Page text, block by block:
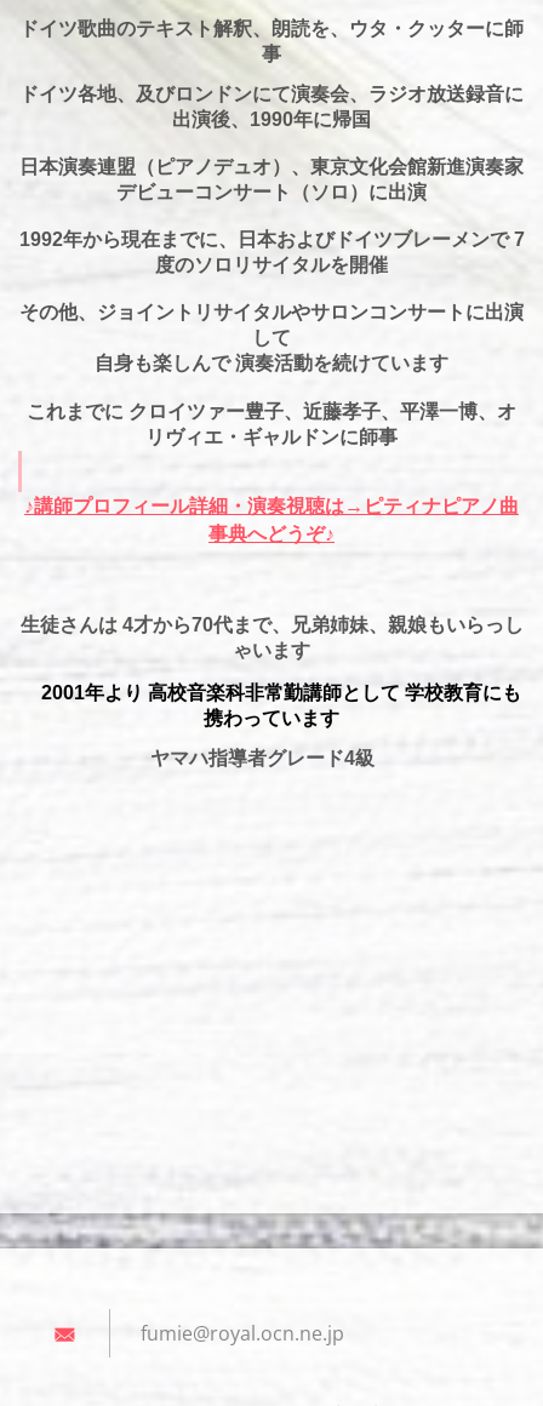
ドイツ歌曲のテキスト解釈、朗読を、ウタ・クッターに師
事
ドイツ各地、及びロンドンにて演奏会、ラジオ放送録音に
出演後、1990年に帰国
日本演奏連盟（ピアノデュオ）、東京文化会館新進演奏家
デビューコンサート（ソロ）に出演
1992年から現在までに、日本およびドイツブレーメンで 7
度のソロリサイタルを開催
その他、ジョイントリサイタルやサロンコンサートに出演
して
自身も楽しんで 演奏活動を続けています
これまでに クロイツァー豊子、近藤孝子、平澤一博、オ
リヴィエ・ギャルドンに師事
♪講師プロフィール詳細・演奏視聴は→ピティナピアノ曲
事典へどうぞ♪
生徒さんは 4才から70代まで、兄弟姉妹、親娘もいらっし
ゃいます
2001年より 高校音楽科非常勤講師として 学校教育にも
携わっています
ヤマハ指導者グレード4級
fumie@royal.ocn.ne.jp